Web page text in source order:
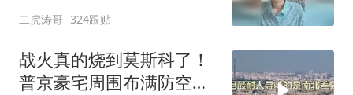
二虎涛哥 324跟贴
战火真的烧到莫斯科了！
普京豪宅周围布满防空